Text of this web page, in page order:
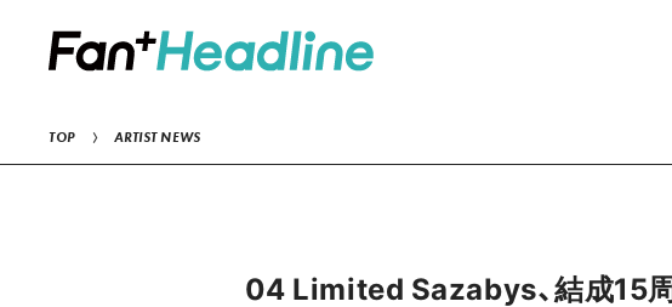
TOP ARTIST NEWS
04 Limited Sazabys、結成15